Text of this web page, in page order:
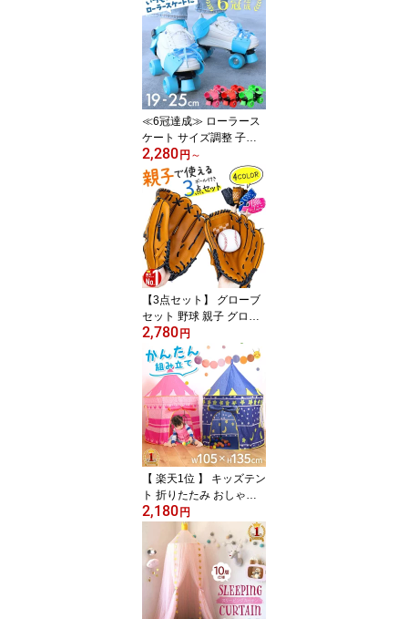
ズ テント ハウス コンパ
クト ベビー 小学生 プレ
ゼント 男の子 秘密基地
キッズテント室内 ハウス
消防車 パトカー バス ア
イスクリーム プレイハウ
ス 車 小さな家 持ち運び
≪6冠達成≫ ローラース
ケート サイズ調整 子供
ローラーシューズ 大人
靴 くつ スニーカー ロー
ラー シューズ 男の子 女
の子 子ども こども 4輪
着脱 サイズ 調節 可能 小
学生 ジュニア ブルー ピ
ンク レッド グリーン 孫
メンズ レディース ユニ
セックス かわいい
2,280 円 ～
【3点セット】 グローブ
セット 野球 親子 グロー
ブセット キャッチボール
セット 野球グローブ セ
ット 少年 子 キッズ 子供
用 大人用 ボール付き キ
ャッチボール ジュニア用
成人用 野球ボールセット
低学年 ソフトボール練習
遊び
2,780 円
【 楽天1位 】 キッズテン
ト 折りたたみ おしゃれ
ポップアップ キッズ 女
の子 折りたたみ式 キッ
ズ テント ハウス コンパ
クト 秘密基地 お城 テン
トハウス ハウステント
キッズハウス ブルー ピ
ンク かわいい 屋内 室内
2,180 円